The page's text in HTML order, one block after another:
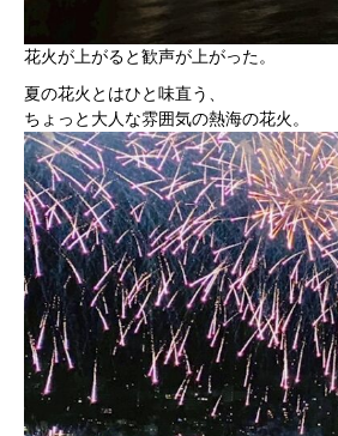
花火が上がると歓声が上がった。
夏の花火とはひと味直う、
ちょっと大人な雰囲気の熱海の花火。